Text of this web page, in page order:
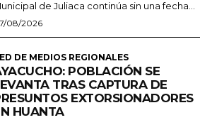
de Juliaca continúa sin una fecha...
08/2026
DE MEDIOS REGIONALES
POBLACIÓN SE
TRAS CAPTURA DE
EXTORSIONADORES
HUANTA